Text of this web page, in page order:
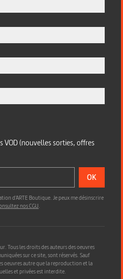
VOD (nouvelles sorties, offres
OK
d'ARTE Boutique. Je peux me désinscrire
nos CGU.
Tous les droits des auteurs des oeuvres
sur ce site, sont réservés. Sauf
autre que la reproduction et la
et privées est interdite.